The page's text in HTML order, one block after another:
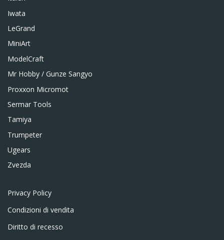
Iwata
LeGrand
MiniArt
ModelCraft
Mr Hobby / Gunze Sangyo
Proxxon Micromot
Sermar Tools
Tamiya
Trumpeter
Ugears
Zvezda
Privacy Policy
Condizioni di vendita
Diritto di recesso